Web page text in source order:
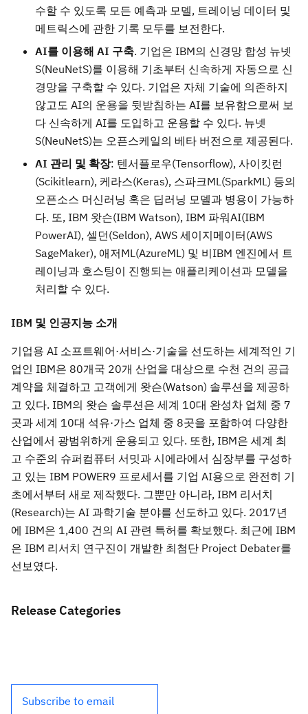
수할 수 있도록 모든 예측과 모델, 트레이닝 데이터 및
메트릭스에 관한 기록 모두를 보전한다.
AI를 이용해 AI 구축. 기업은 IBM의 신경망 합성 뉴넷
S(NeuNetS)를 이용해 기초부터 신속하게 자동으로 신
경망을 구축할 수 있다. 기업은 자체 기술에 의존하지
않고도 AI의 운용을 뒷받침하는 AI를 보유함으로써 보
다 신속하게 AI를 도입하고 운용할 수 있다. 뉴넷
S(NeuNetS)는 오픈스케일의 베타 버전으로 제공된다.
AI 관리 및 확장: 텐서플로우(Tensorflow), 사이킷런
(Scikitlearn), 케라스(Keras), 스파크ML(SparkML) 등의
오픈소스 머신러닝 혹은 딥러닝 모델과 병용이 가능하
다. 또, IBM 왓슨(IBM Watson), IBM 파워AI(IBM
PowerAI), 셀던(Seldon), AWS 세이지메이터(AWS
SageMaker), 애저ML(AzureML) 및 비IBM 엔진에서 트
레이닝과 호스팅이 진행되는 애플리케이션과 모델을
처리할 수 있다.
IBM 및 인공지능 소개
기업용 AI 소프트웨어·서비스·기술을 선도하는 세계적인 기
업인 IBM은 80개국 20개 산업을 대상으로 수천 건의 공급
계약을 체결하고 고객에게 왓슨(Watson) 솔루션을 제공하
고 있다. IBM의 왓슨 솔루션은 세계 10대 완성차 업체 중 7
곳과 세계 10대 석유·가스 업체 중 8곳을 포함하여 다양한
산업에서 광범위하게 운용되고 있다. 또한, IBM은 세계 최
고 수준의 슈퍼컴퓨터 서밋과 시에라에서 심장부를 구성하
고 있는 IBM POWER9 프로세서를 기업 AI용으로 완전히 기
초에서부터 새로 제작했다. 그뿐만 아니라, IBM 리서치
(Research)는 AI 과학기술 분야를 선도하고 있다. 2017년
에 IBM은 1,400 건의 AI 관련 특허를 확보했다. 최근에 IBM
은 IBM 리서치 연구진이 개발한 최첨단 Project Debater를
선보였다.
Release Categories
Subscribe to email